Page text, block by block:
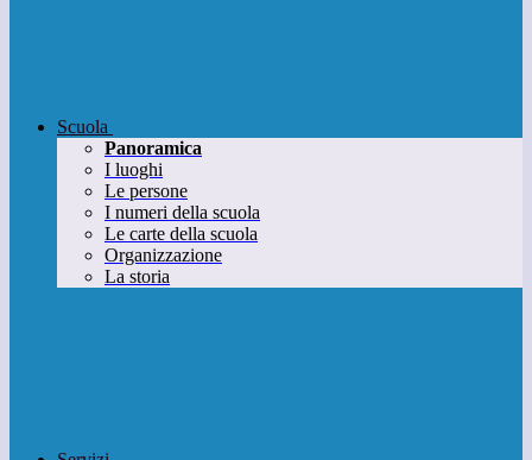
Scuola
Panoramica
I luoghi
Le persone
I numeri della scuola
Le carte della scuola
Organizzazione
La storia